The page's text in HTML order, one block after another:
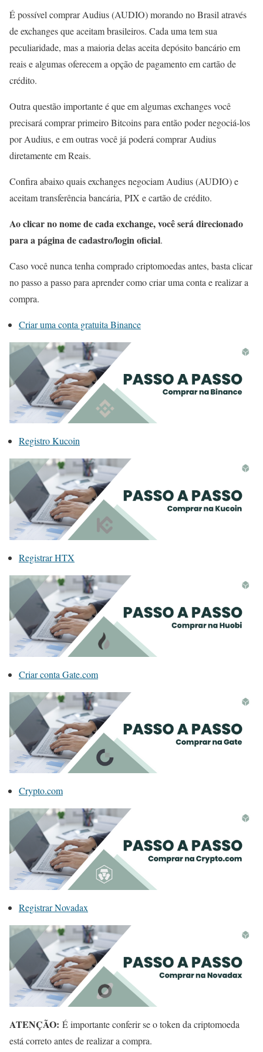
É possível comprar Audius (AUDIO) morando no Brasil através
de exchanges que aceitam brasileiros. Cada uma tem sua
peculiaridade, mas a maioria delas aceita depósito bancário em
reais e algumas oferecem a opção de pagamento em cartão de
crédito.
Outra questão importante é que em algumas exchanges você
precisará comprar primeiro Bitcoins para então poder negociá-los
por Audius, e em outras você já poderá comprar Audius
diretamente em Reais.
Confira abaixo quais exchanges negociam Audius (AUDIO) e
aceitam transferência bancária, PIX e cartão de crédito.
Ao clicar no nome de cada exchange, você será direcionado
para a página de cadastro/login oficial.
Caso você nunca tenha comprado criptomoedas antes, basta clicar
no passo a passo para aprender como criar uma conta e realizar a
compra.
Criar uma conta gratuita Binance
Registro Kucoin
Registrar HTX
Criar conta Gate.com
Crypto.com
Registrar Novadax
ATENÇÃO: É importante conferir se o token da criptomoeda
está correto antes de realizar a compra.